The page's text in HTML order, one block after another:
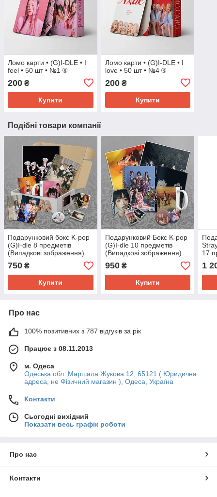
Ломо карти • (G)I-DLE • I
feel • 50 шт • №1 ®
200 ₴
Купити
Ломо карти • (G)I-DLE • I
love • 50 шт • №4 ®
200₴
Купити
Подібні товари компанії
Подарунковий бокс K-pop
(G)I-dle 8 предметів
(Випадкові зображення)
750 ₴
Купити
Подарунковий Бокс K-pop
(G)I-dle 10 предметів
(Випадкові зображення)
950₴
Купити
17
1
Про нас
100% позитивних з 787 відгуків за рік
Працює з 08.11.2013
м. Одеса
Одеська обл. Маршала Жукова 12, 65121 ( Юридична
адреса, не Фізичний магазин ), Одеса, Україна
Контакти
Сьогодні вихідний
Показати весь графік роботи
Про нас
Контакти